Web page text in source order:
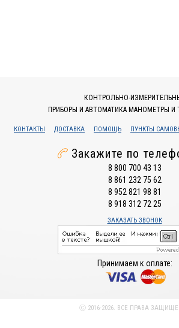
КОНТРОЛЬНО-
ПРИБОРЫ И АВТОМАТИКА МАНОМЕТРЫ И
КОНТАКТЫ ДОСТАВКА ПОМОЩЬ ПУНКТЫ
Закажите по
8 800 700 43 13
8 861 232 75 62
8 952 821 98 81
8 918 312 72 25
ЗАКАЗАТЬ ЗВОНОК
Принимаем к оплате:
Ⓒ 2016-2026. ВСЕ ПРАВА